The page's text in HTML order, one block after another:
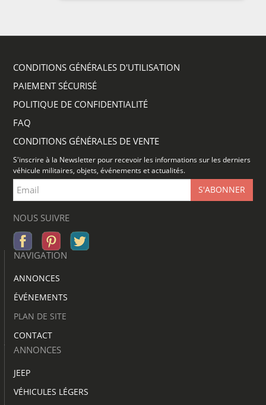
CONDITIONS GÉNÉRALES D'UTILISATION
PAIEMENT SÉCURISÉ
POLITIQUE DE CONFIDENTIALITÉ
FAQ
CONDITIONS GÉNÉRALES DE VENTE
S'inscrire à la Newsletter pour recevoir les informations sur les derniers
véhicule militaires, objets, événements et actualités.
NOUS SUIVRE
NAVIGATION
ANNONCES
ÉVÉNEMENTS
PLAN DE SITE
CONTACT
ANNONCES
JEEP
VÉHICULES LÉGERS